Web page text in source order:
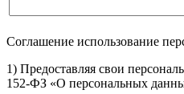
Соглашение использование
1) Предоставляя свои
152-ФЗ «О персональных